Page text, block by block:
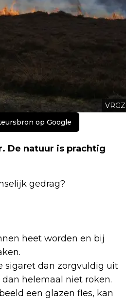
VRGZ
op Google
De natuur is prachtig
gedrag?
heet worden en bij
sigaret dan zorgvuldig uit
helemaal niet roken.
een glazen fles, kan